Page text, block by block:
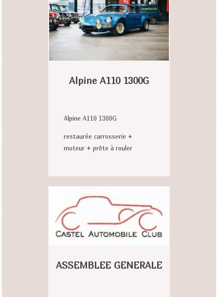
Alpine A110 1300G
Alpine A110 1300G
restaurée carrosserie +
moteur + prête à rouler
ASSEMBLEE GENERALE